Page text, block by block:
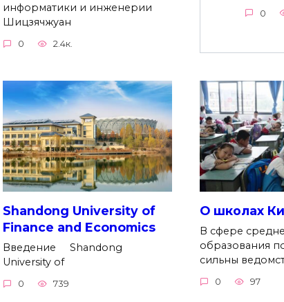
информатики и инженерии
Шицзячжуан
0 2.4к.
0
Shandong University of
Finance and Economics
Введение Shandong
University of
0 739
О школах
В сфере
образования
сильны
0 97